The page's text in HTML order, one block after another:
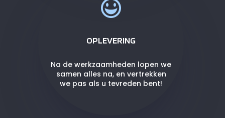
OPLEVERING
Na de werkzaamheden lopen we
samen alles na, en vertrekken
we pas als u tevreden bent!